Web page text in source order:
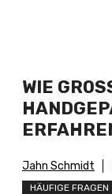
WIE
Jahn Schmidt
HÄUFIGE FRAGEN